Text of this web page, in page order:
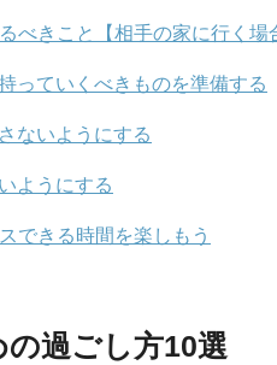
べきこと【相手の家に行く場
っていくべきものを準備する
ないようにする
ようにする
できる時間を楽しもう
過ごし方10選